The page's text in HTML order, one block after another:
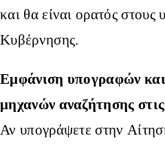
και θα είναι ορατός στους
Κυβέρνησης.
Εμφάνιση υπογραφών
μηχανών αναζήτησης
Αν υπογράψετε στην